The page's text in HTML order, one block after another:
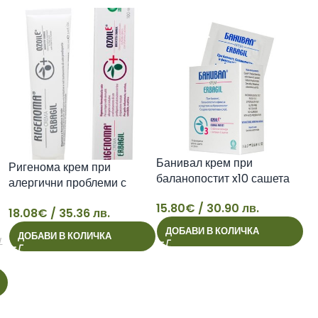
Ригенома крем при
алергични проблеми с
18.08€ / 35.36 лв.
ДОБАВИ В КОЛИЧКА
Банивал крем при
баланопостит x10 сашета
15.80€ / 30.90 лв.
ДОБАВИ В КОЛИЧКА